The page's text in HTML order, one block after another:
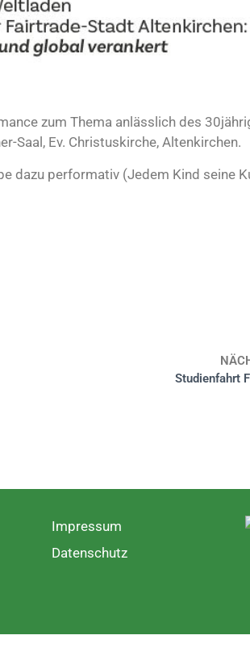
zum Thema anlässlich des
Saal, Ev. Christuskirche, Altenkirchen.
dazu performativ (Jedem Kind seine
Studienfahrt
Impressum
Datenschutz